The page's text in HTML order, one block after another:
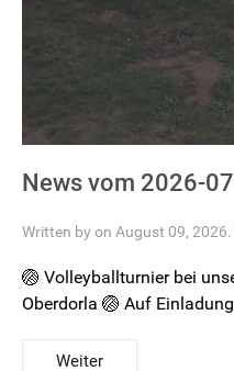
News vom 2026-
Written by on August 09,
🏐 Volleyballturnier bei
Oberdorla 🏐 Auf
Weiter